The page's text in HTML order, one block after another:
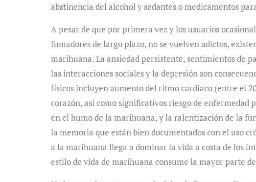
abstinencia del alcohol y sedantes o medicamentos
A pesar de que por primera vez y los usuarios
fumadores de largo plazo, no se vuelven adictos,
marihuana. La ansiedad persistente, sentimientos de
las interacciones sociales y la depresión son
físicos incluyen aumento del ritmo cardíaco (entre el
corazón, así como significativos riesgo de enfermedad
en el humo de la marihuana, y la ralentización de la
la memoria que están bien documentados con el uso
a la marihuana llega a dominar la vida a costa de los
estilo de vida de marihuana consume la mayor parte